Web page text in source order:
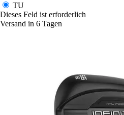
TU
Dieses Feld ist erforderlich
Versand in 6 Tagen